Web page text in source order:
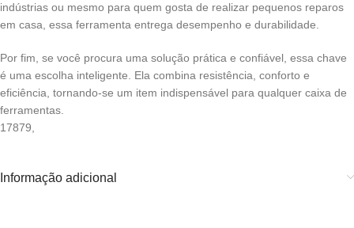
indústrias ou mesmo para quem gosta de realizar pequenos reparos
em casa, essa ferramenta entrega desempenho e durabilidade.
Por fim, se você procura uma solução prática e confiável, essa chave
é uma escolha inteligente. Ela combina resistência, conforto e
eficiência, tornando-se um item indispensável para qualquer caixa de
ferramentas.
17879,
Informação adicional